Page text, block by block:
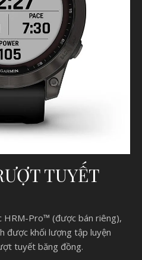
TUYẾT
HRM-Pro™ (được bán riêng),
được khối lượng tập luyện
tuyết băng đồng.